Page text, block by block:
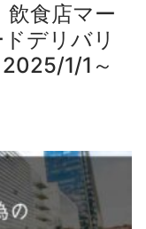
飲食店マー
デリバリ
1/1～